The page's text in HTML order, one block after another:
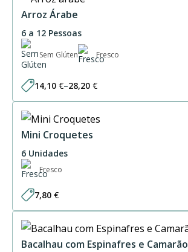
Arroz Árabe
6 a 12 Pessoas
Sem Glúten Fresco
14,10 €–28,20 €
Price
range:
through
28,20 €
Mini Croquetes
6 Unidades
Fresco
7,80 €
Bacalhau com Espinafres e Camarão